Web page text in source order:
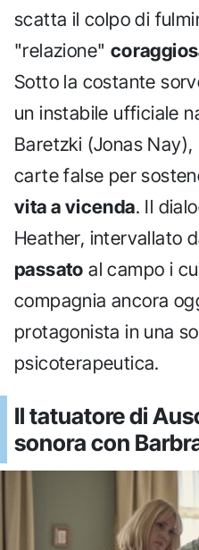
scatta il colpo di
"relazione"
Sotto la costante
un instabile ufficiale
Baretzki (Jonas
carte false per
vita a vicenda. Il
Heather, intervallato
passato al campo i
compagnia ancora
protagonista in una
psicoterapeutica.
Il tatuatore di
sonora con